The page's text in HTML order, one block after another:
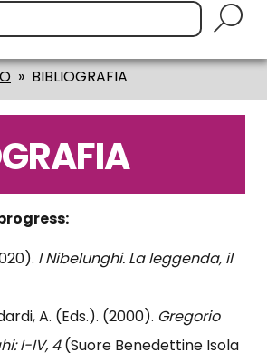
» BIBLIOGRAFIA
I Nibelunghi. La leggenda, il
A. (Eds.). (2000). Gregorio
I-IV, 4(Suore Benedettine Isola